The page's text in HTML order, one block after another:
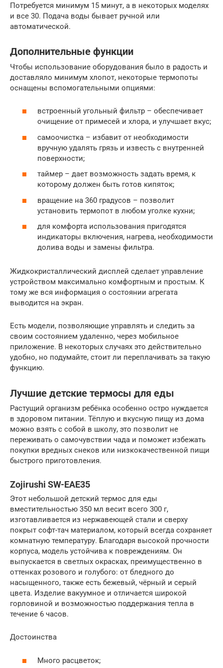
Потребуется минимум 15 минут, а в некоторых моделях
и все 30. Подача воды бывает ручной или
автоматической.
Дополнительные функции
Чтобы использование оборудования было в радость и
доставляло минимум хлопот, некоторые термопоты
оснащены вспомогательными опциями:
встроенный угольный фильтр – обеспечивает
очищение от примесей и хлора, и улучшает вкус;
самоочистка – избавит от необходимости
вручную удалять грязь и известь с внутренней
поверхности;
таймер – дает возможность задать время, к
которому должен быть готов кипяток;
вращение на 360 градусов – позволит
установить термопот в любом уголке кухни;
для комфорта использования пригодятся
индикаторы включения, нагрева, необходимости
долива воды и замены фильтра.
Жидкокристаллический дисплей сделает управление
устройством максимально комфортным и простым. К
тому же вся информация о состоянии агрегата
выводится на экран.
Есть модели, позволяющие управлять и следить за
своим состоянием удаленно, через мобильное
приложение. В некоторых случаях это действительно
удобно, но подумайте, стоит ли переплачивать за такую
функцию.
Лучшие детские термосы для еды
Растущий организм ребёнка особенно остро нуждается
в здоровом питании. Тёплую и вкусную пищу из дома
можно взять с собой в школу, это позволит не
переживать о самочувствии чада и поможет избежать
покупки вредных снеков или низкокачественной пищи
быстрого приготовления.
Zojirushi SW-EAE35
Этот небольшой детский термос для еды
вместительностью 350 мл весит всего 300 г,
изготавливается из нержавеющей стали и сверху
покрыт софт-тач материалом, который всегда сохраняет
комнатную температуру. Благодаря высокой прочности
корпуса, модель устойчива к повреждениям. Он
выпускается в светлых окрасках, преимущественно в
оттенках розового и голубого: от бледного до
насыщенного, также есть бежевый, чёрный и серый
цвета. Изделие вакуумное и отличается широкой
горловиной и возможностью поддержания тепла в
течение 6 часов.
Достоинства
Много расцветок;